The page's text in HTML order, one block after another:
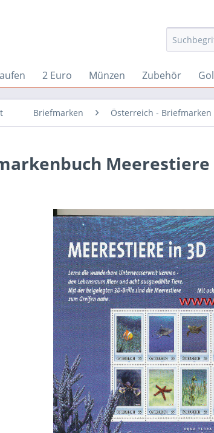
2 Euro Münzen Zubehör
Briefmarken Österreich - Briefmarken